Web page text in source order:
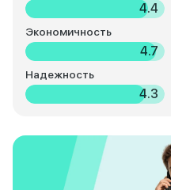
4.4
Экономичность
4.7
Надежность
4.3